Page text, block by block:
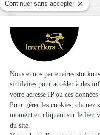
Cadeau Anniversaire
Super service, commande
recommande
11/03/2026
★ ★ ★ ★ ★
Tout s'est bien passé